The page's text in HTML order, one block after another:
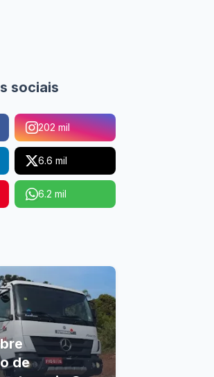
sociais
202 mil
6.6 mil
6.2 mil
de